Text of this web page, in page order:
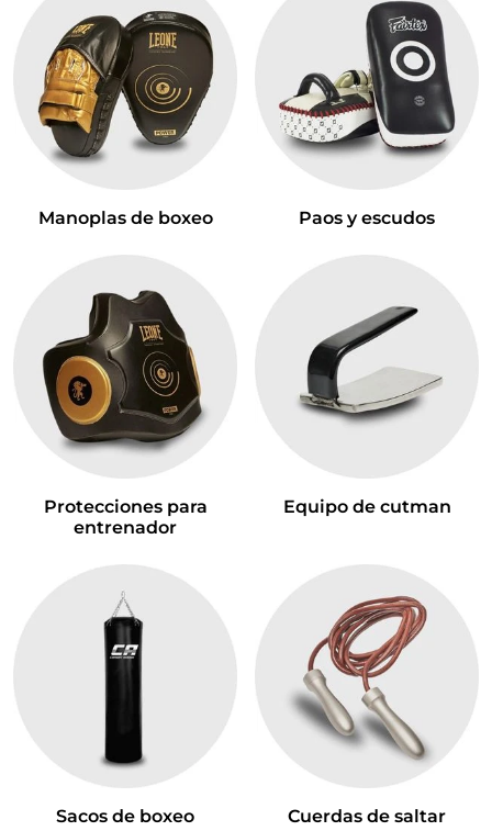
Manoplas de boxeo Paos y escudos
Protecciones para
entrenador
Equipo de cutman
Sacos de boxeo Cuerdas de saltar